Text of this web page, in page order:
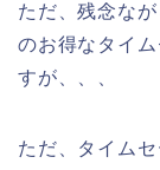
ただ、残念な
のお得なタイ
すが、、、
ただ、タイム